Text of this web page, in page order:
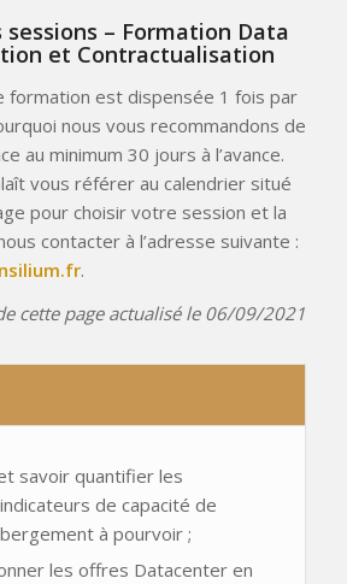
sessions – Formation Data
et Contractualisation
formation est dispensée 1 fois par
nous vous recommandons de
au minimum 30 jours à l’avance.
vous référer au calendrier situé
pour choisir votre session et la
contacter à l’adresse suivante :
.
cette page actualisé le 06/09/2021
savoir quantifier les
de capacité de
à pourvoir ;
les offres Datacenter en